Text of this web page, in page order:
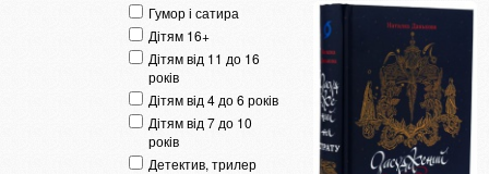
Гумор і сатира
Дітям 16+
Дітям від 11 до 16
років
Дітям від 4 до 6 років
Дітям від 7 до 10
років
Детектив, трилер